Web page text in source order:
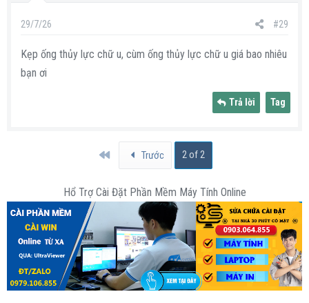
29/7/26 #29
Kẹp ống thủy lực chữ u, cùm ống thủy lực chữ u giá bao nhiêu
bạn ơi
Trả lời Tag
Trước 2 of 2
Hổ Trợ Cài Đặt Phần Mềm Máy Tính Online